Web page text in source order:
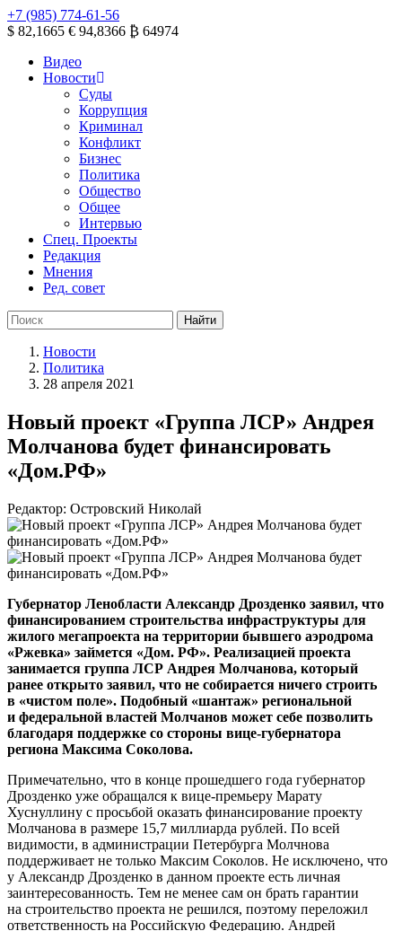
+7 (985) 774-61-56
$ 82,1665 € 94,8366 ₿ 64974
Видео
Новости
Суды
Коррупция
Криминал
Конфликт
Бизнес
Политика
Общество
Общее
Интервью
Спец. Проекты
Редакция
Мнения
Ред. совет
Новости
Политика
28 апреля 2021
Новый проект «Группа ЛСР» Андрея
Молчанова будет финансировать
«Дом.РФ»
Редактор: Островский Николай
Губернатор Ленобласти Александр Дрозденко заявил, что
финансированием строительства инфраструктуры для
жилого мегапроекта на территории бывшего аэродрома
«Ржевка» займется «Дом. РФ». Реализацией проекта
занимается группа ЛСР Андрея Молчанова, который
ранее открыто заявил, что не собирается ничего строить
в «чистом поле». Подобный «шантаж» региональной
и федеральной властей Молчанов может себе позволить
благодаря поддержке со стороны вице-губернатора
региона Максима Соколова.
Примечательно, что в конце прошедшего года губернатор
Дрозденко уже обращался к вице-премьеру Марату
Хуснуллину с просьбой оказать финансирование проекту
Молчанова в размере 15,7 миллиарда рублей. По всей
видимости, в администрации Петербурга Молчнова
поддерживает не только Максим Соколов. Не исключено, что
у Александр Дрозденко в данном проекте есть личная
заинтересованность. Тем не менее сам он брать гарантии
на строительство проекта не решился, поэтому переложил
ответственность на Российскую Федерацию. Андрей